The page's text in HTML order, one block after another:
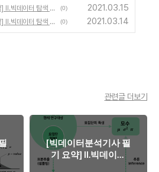
[빅데이터분석기사 필기 요약] II.빅데이터 탐색 - 02. 데이터 탐색 (1) (0) 2021.03.15
[빅데이터분석기사 필기 요약] II.빅데이터 탐색 - 01. 데이터 전처리 (4) (0) 2021.03.14
관련글 더보기
[빅데이터분석기사 필
기 요약] II.빅데이터
탐색 - 03. 통계기법